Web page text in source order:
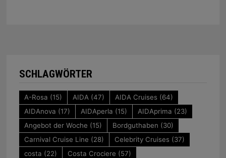
SCHLAGWÖRTER
A-Rosa (15) AIDA (47) AIDA Cruises (64)
AIDAnova (17) AIDAperla (15) AIDAprima (23)
Angebot der Woche (15) Bordguthaben (30)
Carnival Cruise Line (28) Celebrity Cruises (37)
costa (22) Costa Crociere (57)